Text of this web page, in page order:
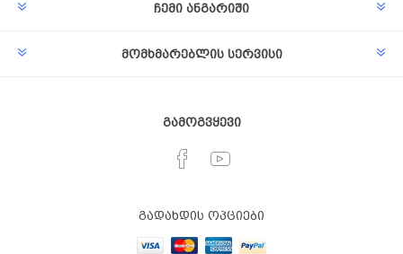
ჩემი ანგარიში
მომხმარებლის სერვისი
გამოგვყევი
გადახდის ოპციები